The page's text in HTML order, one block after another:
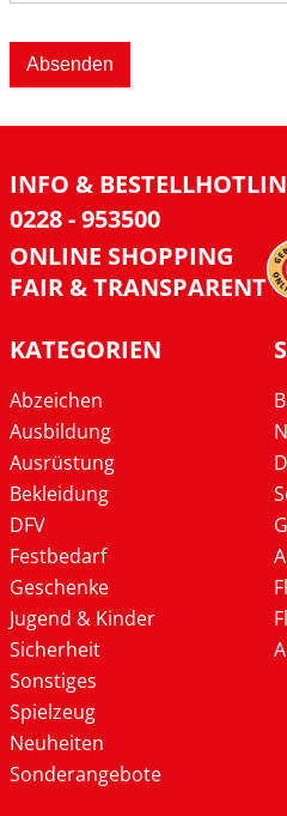
Absenden
INFO &
0228 - 953500
ONLINE SHOPPING
FAIR & TRANSPARENT
KATEGORIEN
Abzeichen
Ausbildung
Ausrüstung
Bekleidung
DFV
Festbedarf
Geschenke
Jugend & Kinder
Sicherheit
Sonstiges
Spielzeug
Neuheiten
Sonderangebote